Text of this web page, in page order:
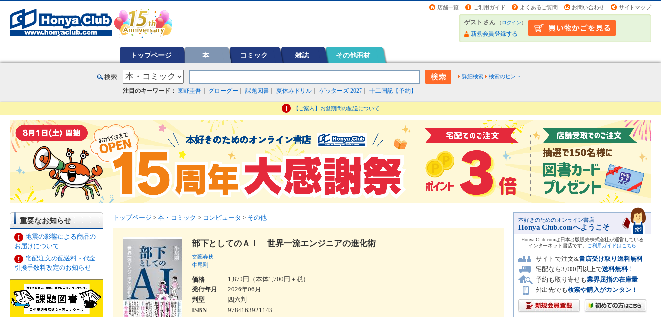
店舗一覧 ご利用ガイド よくあるご質問 お問い合わせ サイトマップ
ゲスト さん （ログイン）
新規会員登録する
トップページ 本 コミック 雑誌 その他商材
詳細検索 検索のヒント
注目のキーワード： 東野圭吾 グローグー 課題図書 夏休みドリル ゲッターズ 2027 十二国記【予約】
【ご案内】お盆期間の配送について
重要なお知らせ
地震の影響による商品の
お届けについて
宅配注文の配送料・代金
引換手数料改定のお知らせ
トップページ > 本・コミック > コンピュータ > その他
部下としてのＡＩ 世界一流エンジニアの進化術
文藝春秋
牛尾剛
価格
1,870円（本体1,700円＋税）
発行年月
2026年06月
判型
四六判
ISBN
9784163921143
本好きのためのオンライン書店
Honya Club.comへようこそ
Honya Club.comは日本出版販売株式会社が運営している
インターネット書店です。
ご利用ガイドはこちら
サイトで注文&書店受け取り送料無料
宅配なら3,000円以上で送料無料！
予約も取り寄せも業界屈指の在庫量
外出先でも検索や購入がカンタン！